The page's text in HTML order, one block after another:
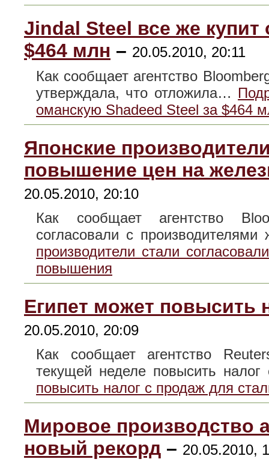
Jindal Steel все же
$464 млн – 20.05.2010, 20:11
Как сообщает агентство
утверждала, что отложила…
оманскую Shadeed Steel за $464
Японские
повышение цен на
20.05.2010, 20:10
Как сообщает агентство
согласовали с
производители стали
повышения
Египет может повысить
20.05.2010, 20:09
Как сообщает агентство
текущей неделе повысить
повысить налог с продаж для
Мировое производство
новый рекорд – 20.05.2010,